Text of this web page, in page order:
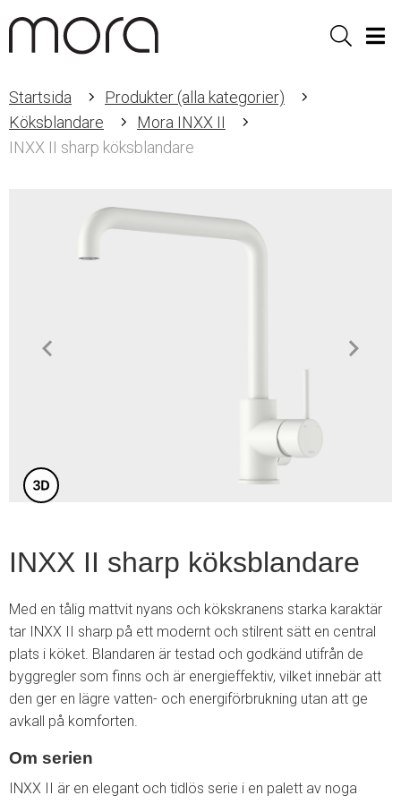
Sök
Startsida
Produkter (alla kategorier)
Köksblandare
Mora INXX II
INXX II sharp köksblandare
INXX II sharp köksblandare
Med en tålig mattvit nyans och kökskranens starka karaktär
tar INXX II sharp på ett modernt och stilrent sätt en central
plats i köket. Blandaren är testad och godkänd utifrån de
byggregler som finns och är energieffektiv, vilket innebär att
den ger en lägre vatten- och energiförbrukning utan att ge
avkall på komforten.
Om serien
INXX II är en elegant och tidlös serie i en palett av noga